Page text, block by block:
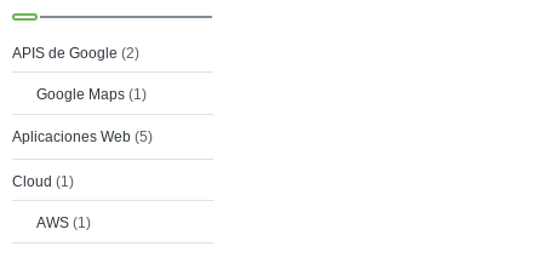
APIS de Google (2)
Google Maps (1)
Aplicaciones Web (5)
Cloud (1)
AWS (1)